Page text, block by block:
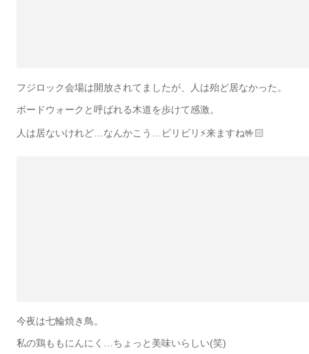
フジロック会場は開放されてましたが、人は殆ど居なかった。
ボードウォークと呼ばれる木道を歩けて感激。
人は居ないけれど…なんかこう…ビリビリ⚡️来ますね🤟🏻
今夜は七輪焼き鳥。
私の鶏ももにんにく…ちょっと美味いらしい(笑)